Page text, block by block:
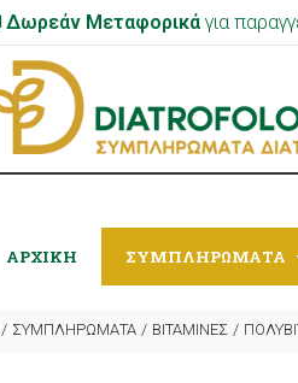
Δωρεάν Μεταφορικά για
ΑΡΧΙΚΉ ΣΥΜΠΛΗΡΩΜΑΤΑ
ΣΥΜΠΛΗΡΩΜΑΤΑ ΒΙΤΑΜΙΝΕΣ